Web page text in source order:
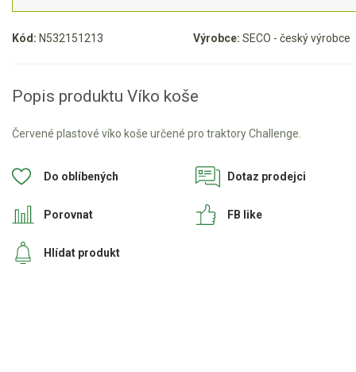
VARI
Kultivátory
Nůžky na živý plot
Vysavače a foukače
Kód: N532151213 Výrobce: SECO - český výrobce
Popis produktu Víko koše
Červené plastové víko koše určené pro traktory Challenge.
Do oblíbených
Porovnat
Dotaz prodejci
Hlídat produkt
FB like